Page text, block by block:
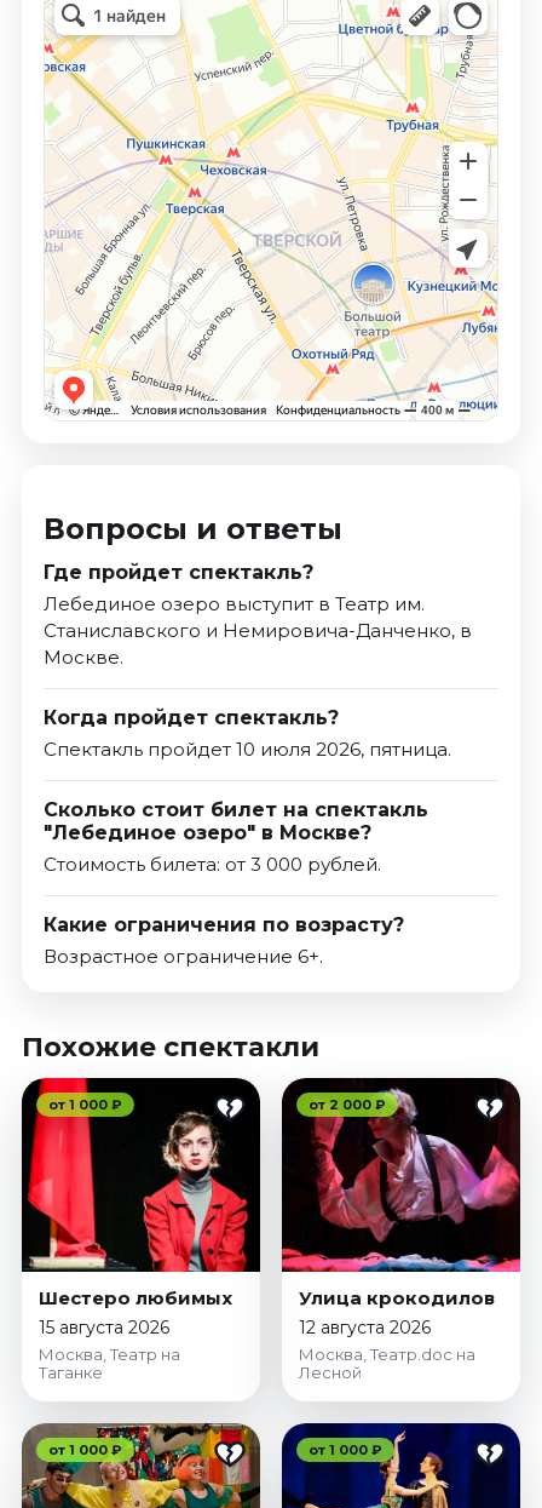
Вопросы и ответы
Где пройдет спектакль?
Лебединое озеро выступит в Театр им.
Станиславского и Немировича­-Данченко, в
Москве.
Когда пройдет спектакль?
Спектакль пройдет 10 июля 2026, пятница.
Сколько стоит билет на спектакль
"Лебединое озеро" в Москве?
Стоимость билета: от 3 000 рублей.
Какие ограничения по возрасту?
Возрастное ограничение 6+.
Похожие спектакли
от 1 000 ₽
Шестеро любимых
15 августа 2026
Москва, Театр на
Таганке
от 2 000 ₽
Улица крокодилов
12 августа 2026
Москва, Театр.doc на
Лесной
от 1 000 ₽ от 1 000 ₽